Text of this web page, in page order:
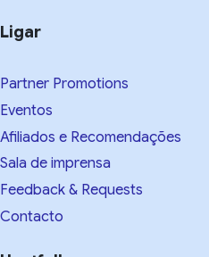
Ligar
Partner Promotions
Eventos
Afiliados e Recomendações
Sala de imprensa
Feedback & Requests
Contacto